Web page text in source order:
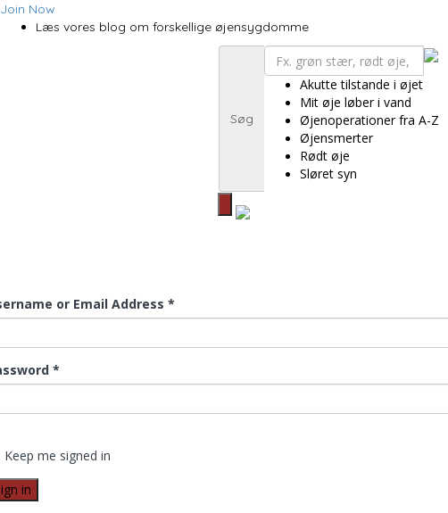
Join Now
Læs vores blog om forskellige øjensygdomme
Søg
Akutte tilstande i øjet
Mit øje løber i vand
Øjenoperationer fra A-Z
Øjensmerter
Rødt øje
Sløret syn
or Email Address *
*
Keep me signed in